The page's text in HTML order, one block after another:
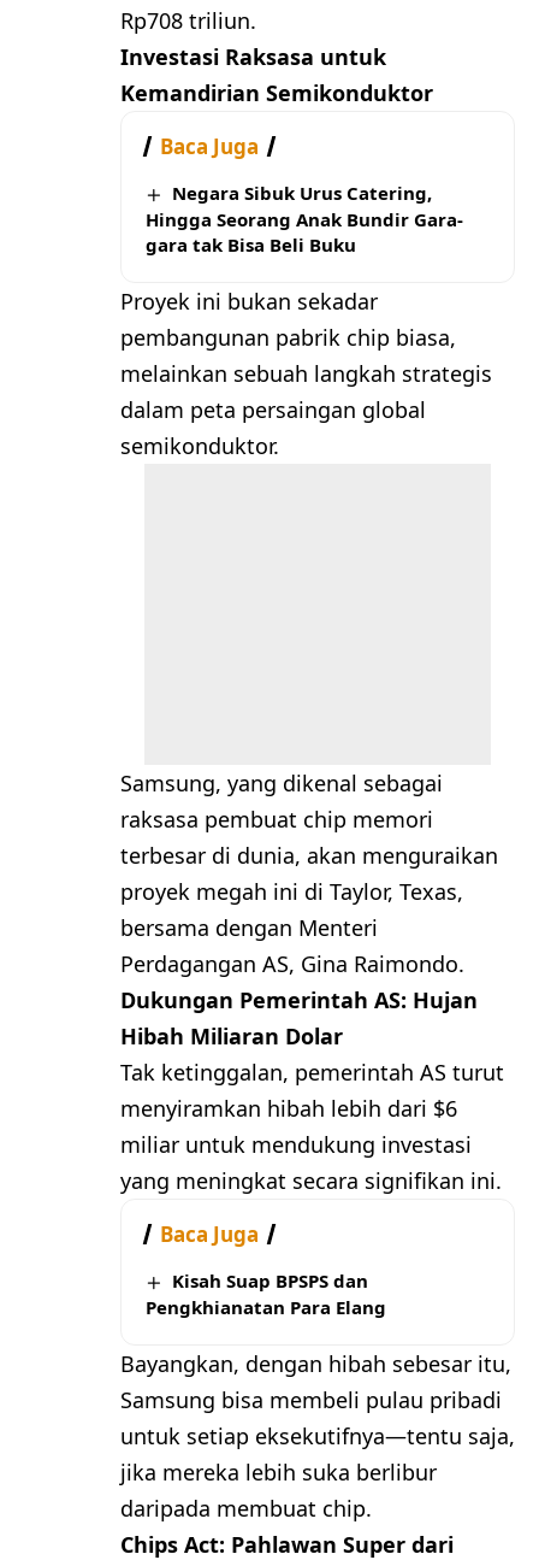
Rp708 triliun.
Investasi Raksasa untuk
Kemandirian Semikonduktor
Baca Juga
Negara Sibuk Urus Catering,
Hingga Seorang Anak Bundir Gara-
gara tak Bisa Beli Buku
Proyek ini bukan sekadar
pembangunan pabrik chip biasa,
melainkan sebuah langkah strategis
dalam peta persaingan global
semikonduktor.
Samsung, yang dikenal sebagai
raksasa pembuat chip memori
terbesar di dunia, akan menguraikan
proyek megah ini di Taylor, Texas,
bersama dengan Menteri
Perdagangan AS, Gina Raimondo.
Dukungan Pemerintah AS: Hujan
Hibah Miliaran Dolar
Tak ketinggalan, pemerintah AS turut
menyiramkan hibah lebih dari $6
miliar untuk mendukung investasi
yang meningkat secara signifikan ini.
Baca Juga
Kisah Suap BPSPS dan
Pengkhianatan Para Elang
Bayangkan, dengan hibah sebesar itu,
Samsung bisa membeli pulau pribadi
untuk setiap eksekutifnya—tentu saja,
jika mereka lebih suka berlibur
daripada membuat chip.
Chips Act: Pahlawan Super dari